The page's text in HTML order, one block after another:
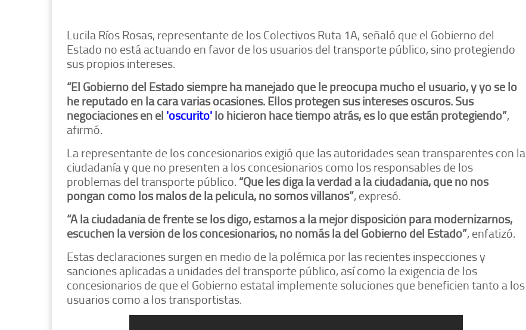
Lucila Ríos Rosas, representante de los Colectivos Ruta 1A, señaló que el Gobierno del
Estado no está actuando en favor de los usuarios del transporte público, sino protegiendo
sus propios intereses.
“El Gobierno del Estado siempre ha manejado que le preocupa mucho el usuario, y yo se lo
he reputado en la cara varias ocasiones. Ellos protegen sus intereses oscuros. Sus
negociaciones en el 'oscurito'lo hicieron hace tiempo atrás, es lo que están protegiendo”,
afirmó.
La representante de los concesionarios exigió que las autoridades sean transparentes con la
ciudadanía y que no presenten a los concesionarios como los responsables de los
problemas del transporte público. “Que les diga la verdad a la ciudadanía, que no nos
pongan como los malos de la película, no somos villanos”, expresó.
“A la ciudadanía de frente se los digo, estamos a la mejor disposición para modernizarnos,
escuchen la versión de los concesionarios, no nomás la del Gobierno del Estado”, enfatizó.
Estas declaraciones surgen en medio de la polémica por las recientes inspecciones y
sanciones aplicadas a unidades del transporte público, así como la exigencia de los
concesionarios de que el Gobierno estatal implemente soluciones que beneficien tanto a los
usuarios como a los transportistas.